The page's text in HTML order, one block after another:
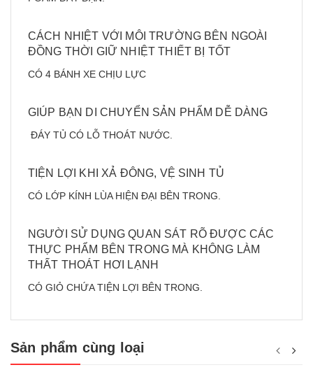
CÁCH NHIỆT VỚI MÔI TRƯỜNG BÊN NGOÀI
ĐỒNG THỜI GIỮ NHIỆT THIẾT BỊ TỐT
CÓ 4 BÁNH XE CHỊU LỰC
GIÚP BẠN DI CHUYỂN SẢN PHẨM DỄ DÀNG
ĐÁY TỦ CÓ LỖ THOÁT NƯỚC.
TIỆN LỢI KHI XẢ ĐÔNG, VỆ SINH TỦ
CÓ LỚP KÍNH LÙA HIỆN ĐẠI BÊN TRONG.
NGƯỜI SỬ DỤNG QUAN SÁT RÕ ĐƯỢC CÁC
THỰC PHẨM BÊN TRONG MÀ KHÔNG LÀM
THẤT THOÁT HƠI LẠNH
CÓ GIỎ CHỨA TIỆN LỢI BÊN TRONG.
Sản phẩm cùng loại